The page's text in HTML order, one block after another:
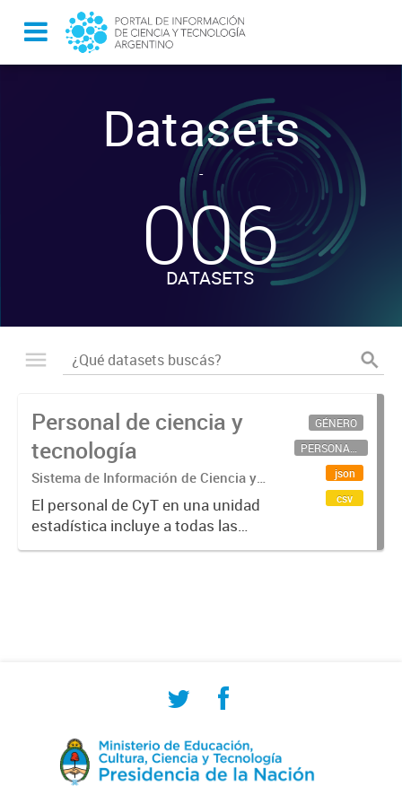
Datasets
-
006
DATASETS
Personal de ciencia y
tecnología
Sistema de Información de Ciencia y
Tecnología Argentino (SICYTAR)
El personal de CyT en una unidad
estadística incluye a todas las
personas involucradas
GÉNERO
PERSONAL CIENTÍFICO-TECNOLÓGICO
json
csv